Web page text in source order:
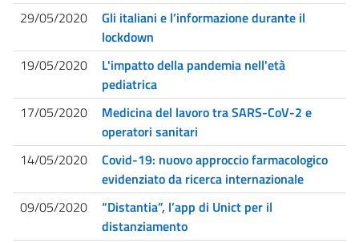
29/05/2020
Gli italiani e l’informazione durante il
lockdown
19/05/2020
L'impatto della pandemia nell'età
pediatrica
17/05/2020
Medicina del lavoro tra SARS-CoV-2 e
operatori sanitari
14/05/2020
Covid-19: nuovo approccio farmacologico
evidenziato da ricerca internazionale
09/05/2020
“Distantia”, l’app di Unict per il
distanziamento